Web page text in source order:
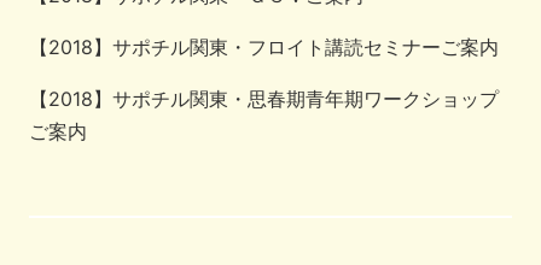
【2018】サポチル関東・フロイト講読セミナーご案内
【2018】サポチル関東・思春期青年期ワークショップ
ご案内